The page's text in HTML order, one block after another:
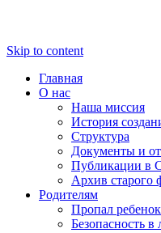
Skip to content
Главная
О нас
Наша миссия
История
Структура
Документы и
Публикации в
Архив старого
Родителям
Пропал ребенок
Безопасность в